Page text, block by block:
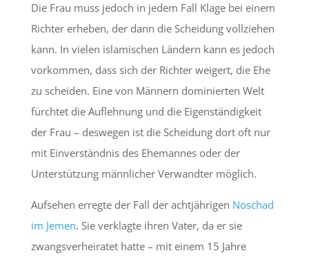
Die Frau muss jedoch in jedem Fall Klage bei einem
Richter erheben, der dann die Scheidung vollziehen
kann. In vielen islamischen Ländern kann es jedoch
vorkommen, dass sich der Richter weigert, die Ehe
zu scheiden. Eine von Männern dominierten Welt
fürchtet die Auflehnung und die Eigenständigkeit
der Frau – deswegen ist die Scheidung dort oft nur
mit Einverständnis des Ehemannes oder der
Unterstützung männlicher Verwandter möglich.
Aufsehen erregte der Fall der achtjährigen Noschad
im Jemen. Sie verklagte ihren Vater, da er sie
zwangsverheiratet hatte – mit einem 15 Jahre